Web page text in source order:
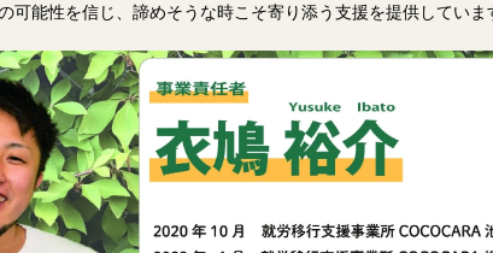
可能性を信じ、諦めそうな時こそ寄り添う支援を提供していま